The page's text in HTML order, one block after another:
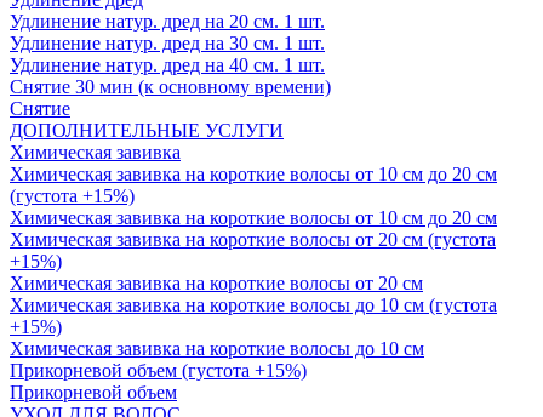
Удлинение натур. дред на 20 см. 1 шт.
Удлинение натур. дред на 30 см. 1 шт.
Удлинение натур. дред на 40 см. 1 шт.
Снятие 30 мин (к основному времени)
Снятие
ДОПОЛНИТЕЛЬНЫЕ УСЛУГИ
Химическая завивка
Химическая завивка на короткие волосы от 10 см до 20 см
(густота +15%)
Химическая завивка на короткие волосы от 10 см до 20 см
Химическая завивка на короткие волосы от 20 см (густота
+15%)
Химическая завивка на короткие волосы от 20 см
Химическая завивка на короткие волосы до 10 см (густота
+15%)
Химическая завивка на короткие волосы до 10 см
Прикорневой объем (густота +15%)
Прикорневой объем